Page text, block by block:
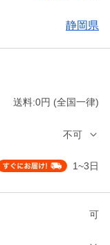
静岡県
送料:0円 (全国一律)
不可
1~3日
可